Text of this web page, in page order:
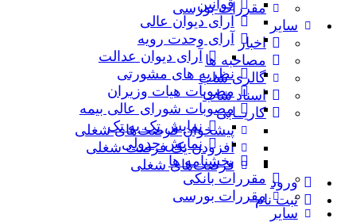
مقررات بورسی
سایر
اخبار
مصاحبه ها
گالری شاب
اسناد شاب
کاریــابی
پیشخوان فرصت‌های شغلی
افزودن یک فرصت شغلی
فرصت‌های شغلی
ورود
ثبت نام
قوانین
آرای دیوان عالی
آرای وحدت رویه
آرای دیوان عدالت
نظریه‌ های مشورتی
مصوبات هیات وزیران
مصوبات شورای عالی بیمه
نمایش تک به تک
نمایش جدولی
بخشنامه ها
مقررات بانکی
مقررات بورسی
سایر